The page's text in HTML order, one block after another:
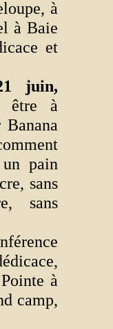
à
à Baie
et
juin,
être à
pain
sans
sans
à
camp,